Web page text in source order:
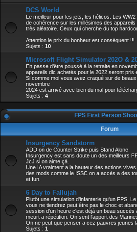
DCS World
Le meilleur pour les jets, les hélicos. Les
de cohérence sur les millésimes des
très aléatoire. Ceux qui cherche du top
Attention le prix du bonheur est conséquent !!!
Sujets : 10
Microsoft Flight Simulator 202O &
En passe d'être poussé à la retraite en
appareils dlc achetés pour le 2022 seront pris
Si comme moi vous avez craqué sur de
novembre
2024 est arrivé avec bien du mal pour
Sujets : 4
FPS First Person
Forum
Insurgency Sandstorm
ADD on de Counter Strike puis Stand Alone
Insurgency est sans doute un des meilleurs
JcJ si on aime çà.
Une IA vraiment a la hauteur des actions
des mods comme le ISSC on a accès a des
et fun.
6 Day to Fallujah
Plutôt une simulation d'infanterie qu'un FPS.
vous ne tiendrez peut être pas le choc et
session d'un heure c'est déjà un beau succès
meurt a répétition. On sent l'apport des
On ne peut que penser a cez pauvres jeunes
Sujets : 1